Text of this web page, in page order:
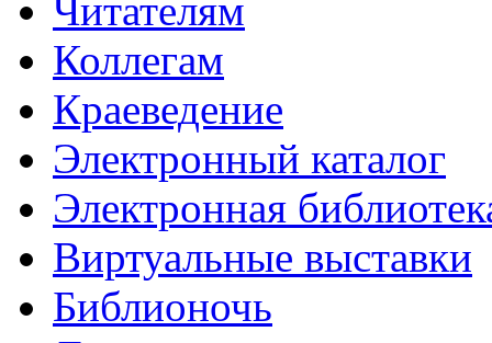
Читателям
Коллегам
Краеведение
Электронный каталог
Электронная
Виртуальные выставки
Библионочь